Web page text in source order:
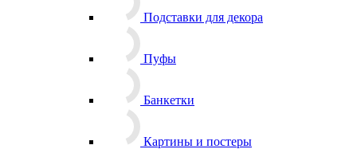
Подставки для декора
Пуфы
Банкетки
Картины и постеры